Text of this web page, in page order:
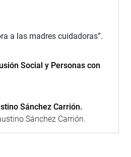
a las madres cuidadoras”.
Social y Personas con
Sánchez Carrión.
Sánchez Carrión.